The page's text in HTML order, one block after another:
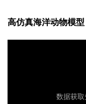
高仿真海洋动物模型